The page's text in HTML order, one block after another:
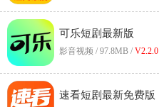
可乐短剧最新版
影音视频 / 97.8MB / V2.2.0
速看短剧最新免费版